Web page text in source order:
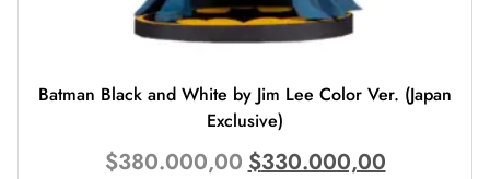
Batman Black and White by Jim Lee Color Ver. (Japan
Exclusive)
$380.000,00 $330.000,00